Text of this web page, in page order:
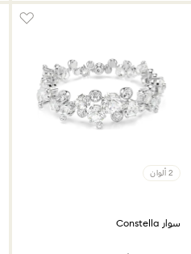
2 ألوان
سوار Constella